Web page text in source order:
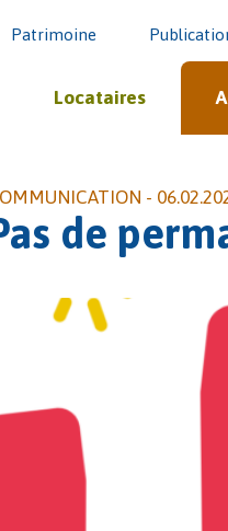
Patrimoine
Locataires
-
de